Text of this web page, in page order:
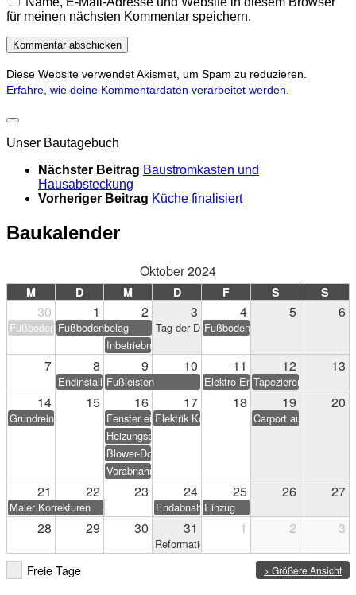
für meinen nächsten Kommentar speichern.
Diese Website verwendet Akismet, um Spam zu reduzieren.
Erfahre, wie deine Kommentardaten verarbeitet werden.
Unser Bautagebuch
Nächster Beitrag Baustromkasten und
Hausabsteckung
Vorheriger Beitrag Küche finalisiert
Baukalender
Oktober 2024
M D M D F S S
30 1 2 3 4 5 6
FußbodenbelagFußbodenbelag Tag der Deutschen Einheit
Fußbodenbelag
Inbetriebnahme PV-Anlage
7 8 9 10 11 12 13
Endinstallation Heizung/Sanitär
Fußleisten Elektro Endarbeiten
Tapezieren &
14 15 16 17 18 19 20
Grundreinigung Fenster einstellenElektrik Korrekturen
Carport aufstellen
Heizungseinweisung
Blower-Door-Test
Vorabnahme
21 22 23 24 25 26 27
Maler Korrekturen EndabnahmeEinzug
28 29 30 31 1 2 3
Reformationstag
> Größere Ansicht
Freie Tage